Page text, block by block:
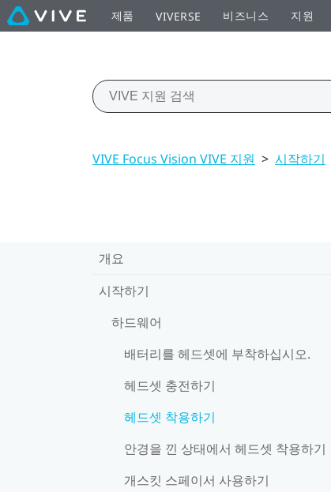
제품 VIVERSE 비즈니스 지원
VIVE Focus Vision VIVE 지원 > 시작하기
개요
시작하기
하드웨어
배터리를 헤드셋에 부착하십시오.
헤드셋 충전하기
헤드셋 착용하기
안경을 낀 상태에서 헤드셋 착용하기
개스킷 스페이서 사용하기